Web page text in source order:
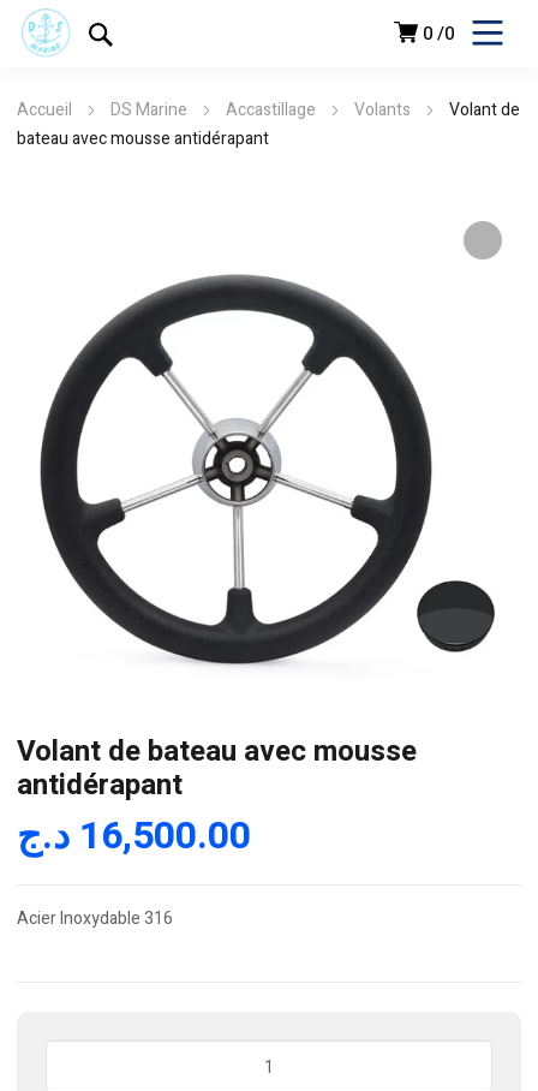
0 0
Accueil DS Marine Accastillage Volants
Volant de
bateau avec mousse antidérapant
Volant de bateau avec mousse
antidérapant
16,500.00 د.ج
Acier Inoxydable 316